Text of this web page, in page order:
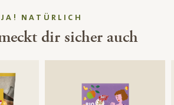
JA! NATÜRLICH
dir sicher auch